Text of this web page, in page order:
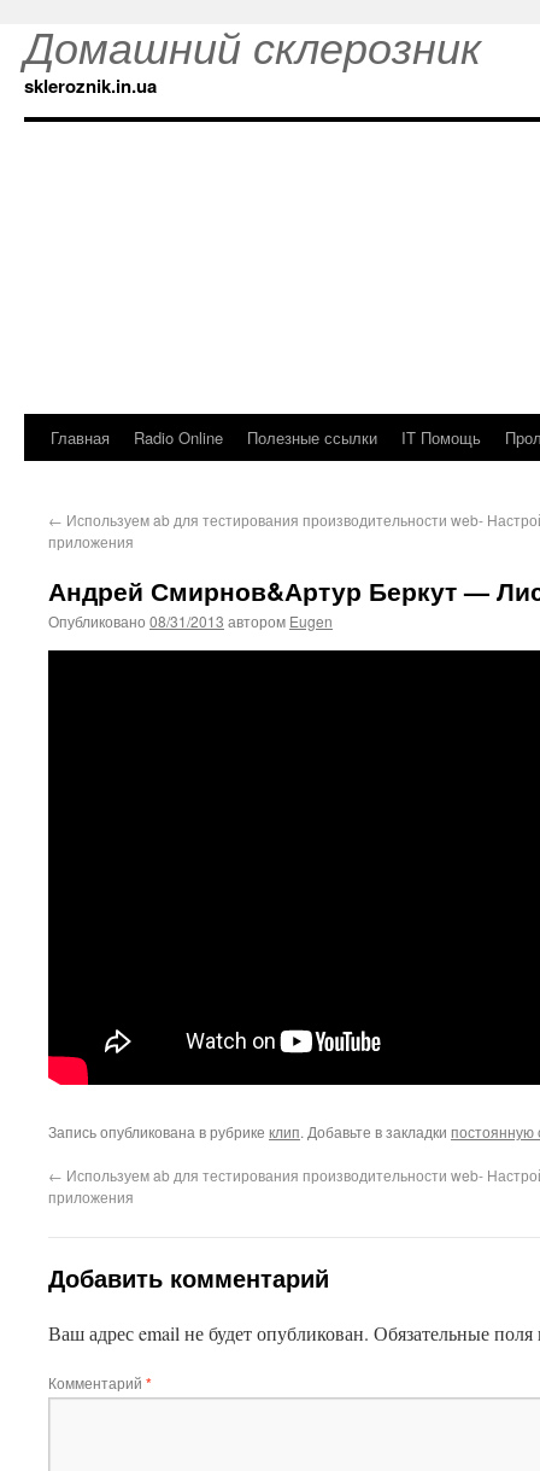
Домашний склерозник
skleroznik.in.ua
Главная Radio Online Полезные ссылки IT Помощь
← Используем ab для тестирования производительности web-
приложения
Андрей Смирнов&Артур Беркут —
Опубликовано 08/31/2013 автором Eugen
Запись опубликована в рубрике клип. Добавьте в закладки постоянную
← Используем ab для тестирования производительности web-
приложения
Добавить комментарий
Ваш адрес email не будет опубликован. Обязательные
Комментарий *
This plugin created by